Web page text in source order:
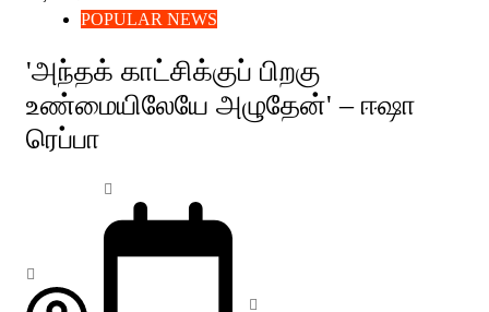
POPULAR NEWS
'அந்தக் காட்சிக்குப் பிறகு
உண்மையிலேயே அழுதேன்' – ஈஷா
ரெப்பா